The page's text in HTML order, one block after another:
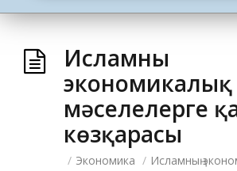
Исламның
экономикалық
мәселелерге
көзқарасы
/ Экономика / Исламның